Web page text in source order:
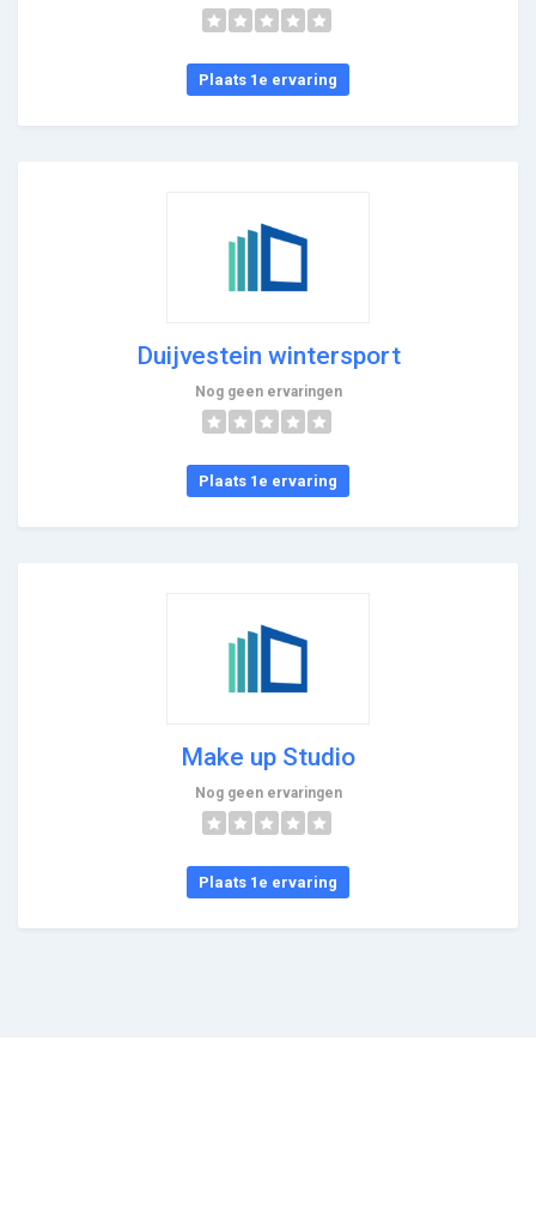
Plaats 1e ervaring
Duijvestein wintersport
Nog geen ervaringen
Plaats 1e ervaring
Make up Studio
Nog geen ervaringen
Plaats 1e ervaring